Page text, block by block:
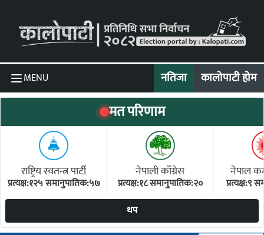
MENU नतिजा कालोपाटी होम
मत परिणाम
राष्ट्रिय स्वतन्त्र पार्टी
प्रत्यक्ष:१२५ समानुपातिक:५७
नेपाली काँग्रेस
प्रत्यक्ष:१८ समानुपातिक:२०
नेपाल
प्रत्यक्ष:९
थप